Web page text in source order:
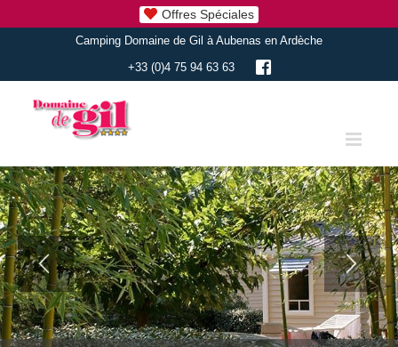
to
Offres Spéciales
Camping Domaine de Gil à Aubenas en Ardèche
+33 (0)4 75 94 63 63